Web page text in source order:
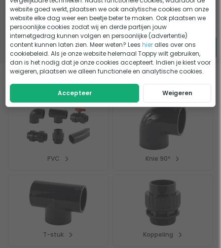
€0,-korting
6,95
Dit bekeken anderen
PVC Knie 90º
T-stuk Koppeling
website goed werkt, plaatsen we ook analytische cookies om onze
website elke dag weer een beetje beter te maken. Ook plaatsen we
persoonlijke cookies zodat wij en derde partijen jouw
internetgedrag kunnen volgen en persoonlijke (advertentie)
content kunnen laten zien. Meer weten? Leeshier alles over ons
cookiebeleid. Als je onze website helemaal Toppy wilt gebruiken,
dan is het nodig dat je onze cookies accepteert. Indien je kiest voor
weigeren, plaatsen we alleen functionele en analytische cookies.
Accepteer Weigeren